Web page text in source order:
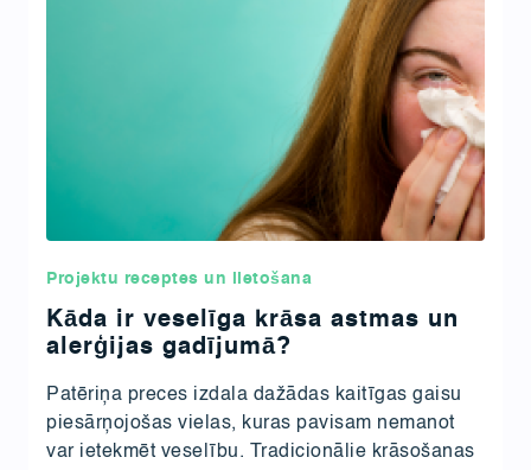
Projektu receptes un lietošana
Kāda ir veselīga krāsa astmas un
alerģijas gadījumā?
Patēriņa preces izdala dažādas kaitīgas gaisu
piesārņojošas vielas, kuras pavisam nemanot
var ietekmēt veselību. Tradicionālie krāsošanas